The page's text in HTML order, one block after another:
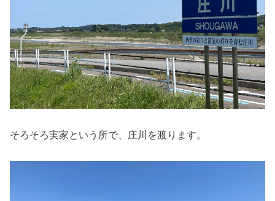
そろそろ実家という所で、庄川を渡ります。